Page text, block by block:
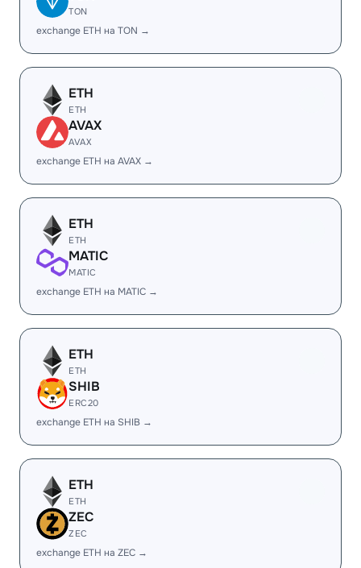
TON
exchange ETH на TON →
ETH
ETH
AVAX
AVAX
exchange ETH на AVAX →
ETH
ETH
MATIC
MATIC
exchange ETH на MATIC →
ETH
ETH
SHIB
ERC20
exchange ETH на SHIB →
ETH
ETH
ZEC
ZEC
exchange ETH на ZEC →